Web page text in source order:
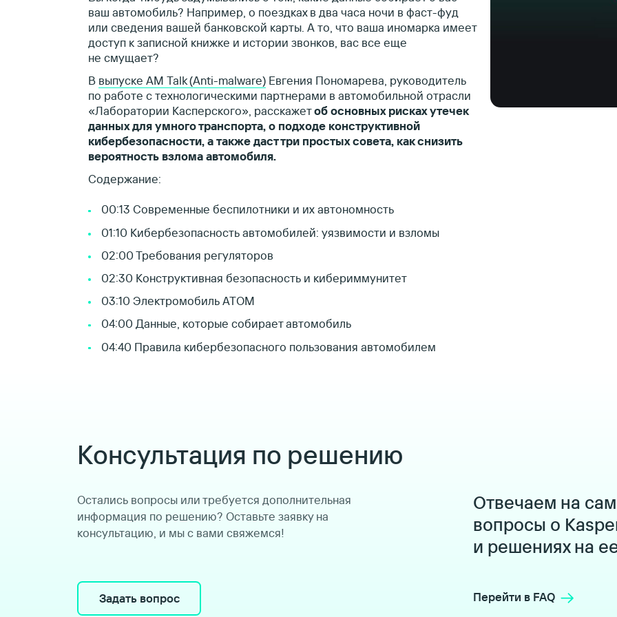
ваш автомобиль? Например, о поездках в два часа ночи в фаст-фуд
или сведения вашей банковской карты. А то, что ваша иномарка имеет
доступ к записной книжке и истории звонков, вас все еще
не смущает?
В выпуске AM Talk (Anti-malware)Евгения Пономарева, руководитель
по работе с технологическими партнерами в автомобильной отрасли
«Лаборатории Касперского», расскажетоб основных рисках утечек
данных для умного транспорта, о подходе конструктивной
кибербезопасности, а также даст три простых совета, как снизить
вероятность взлома автомобиля.
Содержание:
00:13 Современные беспилотники и их автономность
01:10 Кибербезопасность автомобилей: уязвимости и взломы
02:00 Требования регуляторов
02:30 Конструктивная безопасность и кибериммунитет
03:10 Электромобиль АТОМ
04:00 Данные, которые собирает автомобиль
04:40 Правила кибербезопасного пользования автомобилем
Консультация по решению
Остались вопросы или требуется дополнительная
информация по решению? Оставьте заявку на
консультацию, и мы с вами свяжемся!
Задать вопрос
Отвечаем на
вопросы о
и решениях на
Перейти в FAQ